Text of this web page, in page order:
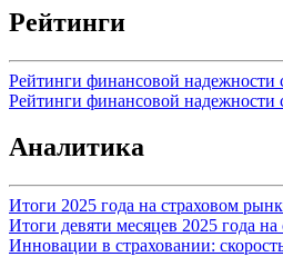
Рейтинги
Рейтинги финансовой надежности
Рейтинги финансовой надежности
Аналитика
Итоги 2025 года на страховом
Итоги девяти месяцев 2025 года
Инновации в страховании: